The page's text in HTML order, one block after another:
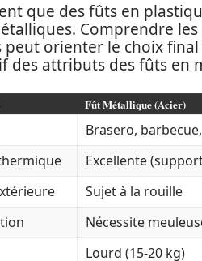
que des fûts en
Comprendre
orienter le choix final
des attributs des fûts en
Fût Métallique (Acier)
Brasero,
Excellente
Sujet à la rouille
Nécessite
Lourd (15-20 kg)